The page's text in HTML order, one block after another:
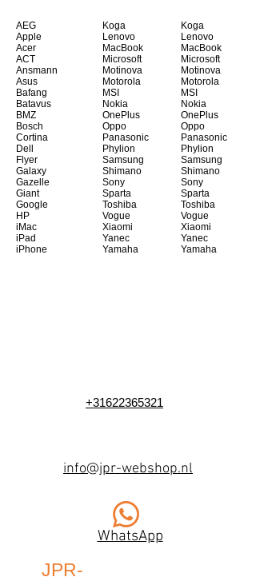
AEG
Apple
Acer
ACT
Ansmann
Asus
Bafang
Batavus
BMZ
Bosch
Cortina
Dell
Flyer
Galaxy
Gazelle
Giant
Google
HP
iMac
iPad
iPhone
Koga
Lenovo
MacBook
Microsoft
Motinova
Motorola
MSI
Nokia
OnePlus
Oppo
Panasonic
Phylion
Samsung
Shimano
Sony
Sparta
Toshiba
Vogue
Xiaomi
Yanec
Yamaha
Koga
Lenovo
MacBook
Microsoft
Motinova
Motorola
MSI
Nokia
OnePlus
Oppo
Panasonic
Phylion
Samsung
Shimano
Sony
Sparta
Toshiba
Vogue
Xiaomi
Yanec
Yamaha
+31622365321
info@jpr-webshop.nl
WhatsApp
JPR-